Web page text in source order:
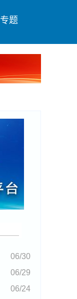
专题
06/30
06/29
06/24